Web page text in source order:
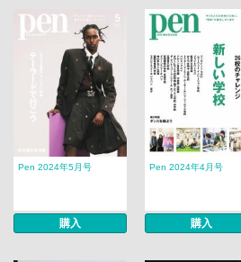
Pen 2024年5月号
購入
Pen 2024年4月号
購入